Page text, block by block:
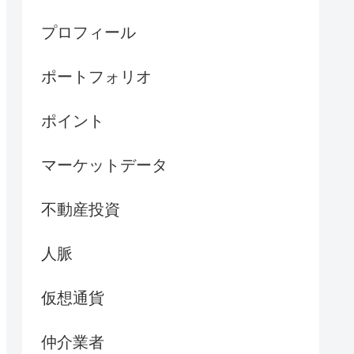
プロフィール
ポートフォリオ
ポイント
マーケットデータ
不動産投資
人脈
仮想通貨
仲介業者